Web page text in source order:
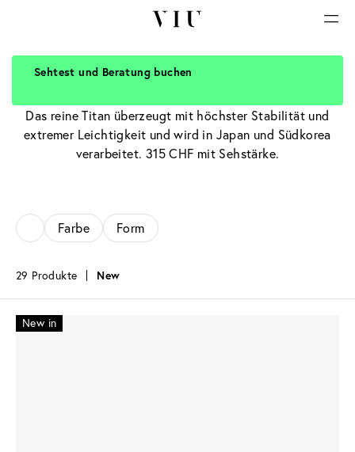
Titanbrillen
Das reine Titan überzeugt mit höchster Stabilität und
extremer Leichtigkeit und wird in Japan und Südkorea
verarbeitet. 315 CHF mit Sehstärke.
Farbe Form
29 Produkte New
New in
Sehtest und Beratung buchen